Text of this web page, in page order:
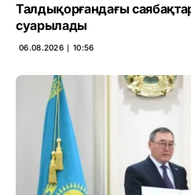
Талдықорғандағы
суарылады
06.08.2026 ∣ 10:56